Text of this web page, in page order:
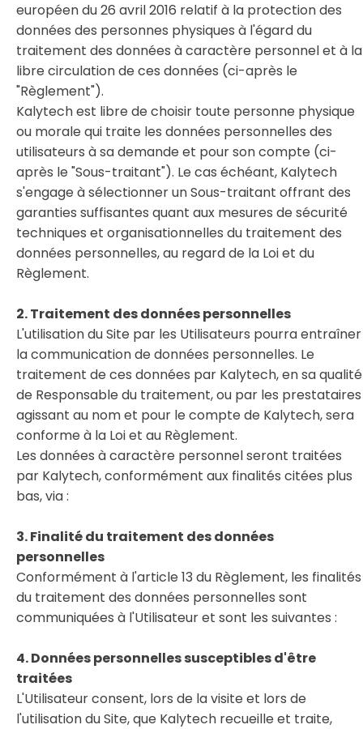
européen du 26 avril 2016 relatif à la protection des
données des personnes physiques à l'égard du
traitement des données à caractère personnel et à la
libre circulation de ces données (ci-après le
"Règlement").
Kalytech est libre de choisir toute personne physique
ou morale qui traite les données personnelles des
utilisateurs à sa demande et pour son compte (ci-
après le "Sous-traitant"). Le cas échéant, Kalytech
s'engage à sélectionner un Sous-traitant offrant des
garanties suffisantes quant aux mesures de sécurité
techniques et organisationnelles du traitement des
données personnelles, au regard de la Loi et du
Règlement.
2. Traitement des données personnelles
L'utilisation du Site par les Utilisateurs pourra entraîner
la communication de données personnelles. Le
traitement de ces données par Kalytech, en sa qualité
de Responsable du traitement, ou par les prestataires
agissant au nom et pour le compte de Kalytech, sera
conforme à la Loi et au Règlement.
Les données à caractère personnel seront traitées
par Kalytech, conformément aux finalités citées plus
bas, via :
3. Finalité du traitement des données
personnelles
Conformément à l'article 13 du Règlement, les finalités
du traitement des données personnelles sont
communiquées à l'Utilisateur et sont les suivantes :
4. Données personnelles susceptibles d'être
traitées
L'Utilisateur consent, lors de la visite et lors de
l'utilisation du Site, que Kalytech recueille et traite,